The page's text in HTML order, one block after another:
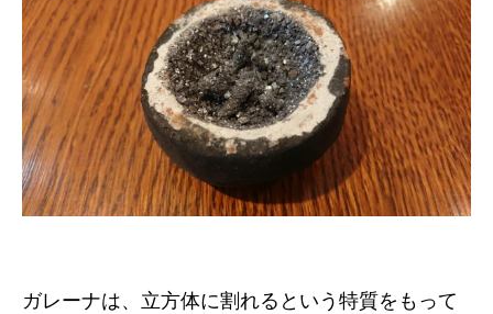
ガレーナは、立方体に割れるという特質をもって